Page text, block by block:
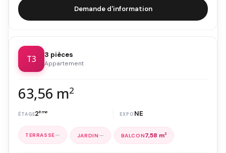
Demande d'information
T3 3 pièces
Appartement
63,56 m2
2ème NE
— — 7,58 m2